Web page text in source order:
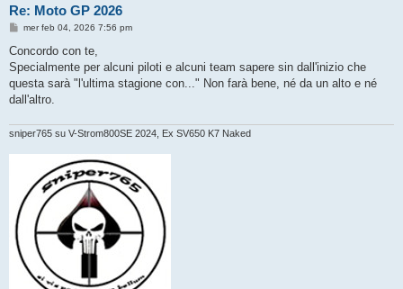
Re: Moto GP 2026
M
s
a
g
i
mer feb 04, 2026 7:56 pm
Concordo con te,
Specialmente per alcuni piloti e alcuni team sapere sin dall'inizio che
questa sarà "l'ultima stagione con..." Non farà bene, né da un alto e né
dall'altro.
sniper765 su V-Strom800SE 2024, Ex SV650 K7 Naked